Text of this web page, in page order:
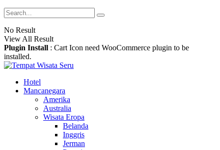
No Result
View All Result
Plugin Install : Cart Icon need WooCommerce plugin to be
installed.
Hotel
Mancanegara
Amerika
Australia
Wisata Eropa
Belanda
Inggris
Jerman